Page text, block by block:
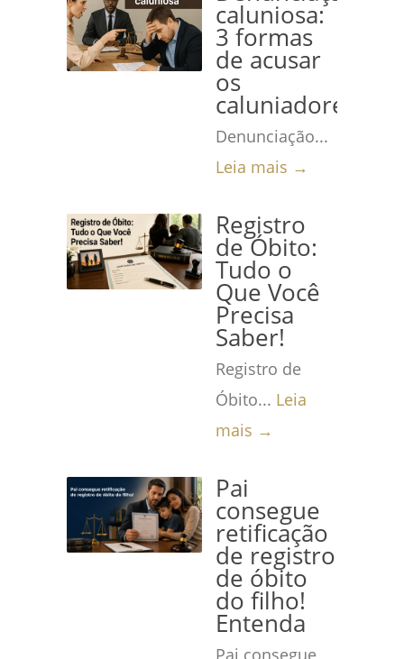
caluniosa:
3 formas
de acusar
os
caluniadores
Denunciação...
Leia mais →
Registro
de Óbito:
Tudo o
Que Você
Precisa
Saber!
Registro de
Óbito... Leia
mais →
Pai
consegue
retificação
de registro
de óbito
do filho!
Entenda
Pai consegue